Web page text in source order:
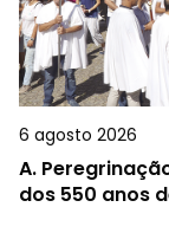
6 agosto 2026
A.
dos 550 anos